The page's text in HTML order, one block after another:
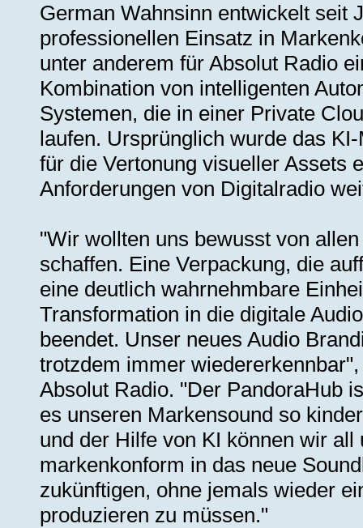
German Wahnsinn entwickelt seit
professionellen Einsatz in
unter anderem für Absolut Radio
Kombination von intelligenten
Systemen, die in einer Private
laufen. Ursprünglich wurde das
für die Vertonung visueller Assets
Anforderungen von Digitalradio
"Wir wollten uns bewusst von
schaffen. Eine Verpackung, die
eine deutlich wahrnehmbare
Transformation in die digitale
beendet. Unser neues Audio
trotzdem immer
Absolut Radio. "Der PandoraHub
es unseren Markensound so
und der Hilfe von KI können wir
markenkonform in das neue
zukünftigen, ohne jemals wieder
produzieren zu müssen."